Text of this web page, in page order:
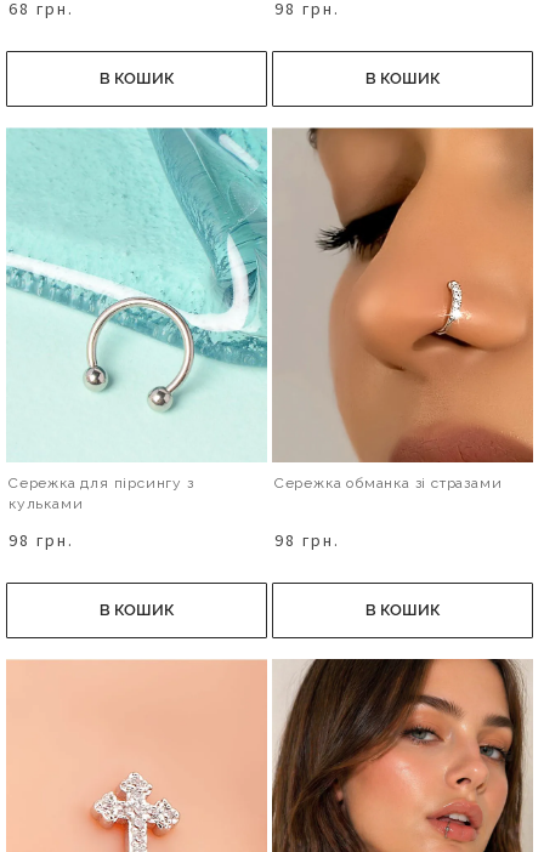
68 грн.
В КОШИК
98 грн.
В КОШИК
Сережка для пірсингу з
кульками
98 грн.
В КОШИК
Сережка обманка зі стразами
98 грн.
В КОШИК